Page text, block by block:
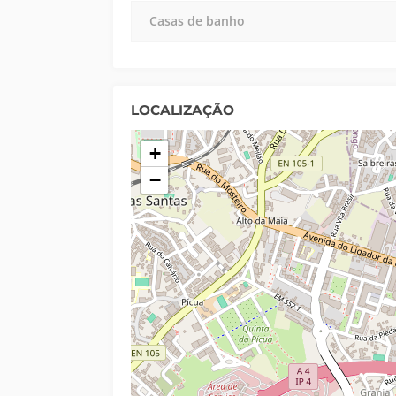
Casas de banho
LOCALIZAÇÃO
+
−